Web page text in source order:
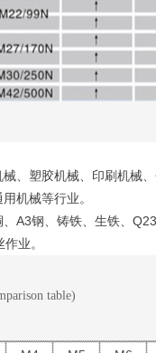
、塑胶机械、印刷机械
机械等行业。
A3钢、铸铁、生铁、
业。
table)